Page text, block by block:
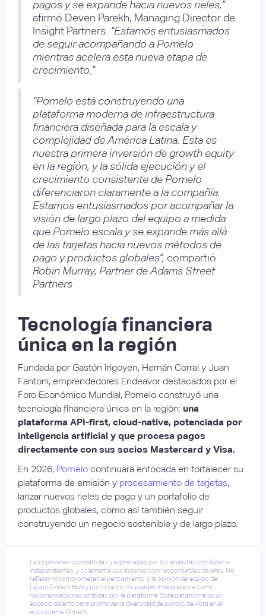
pagos y se expande hacia nuevos rieles,”
afirmó Deven Parekh, Managing Director de
Insight Partners . “Estamos entusiasmados
de seguir acompañando a Pomelo
mientras acelera esta nueva etapa de
crecimiento.”
“Pomelo está construyendo una
plataforma moderna de infraestructura
financiera diseñada para la escala y
complejidad de América Latina. Esta es
nuestra primera inversión de growth equity
en la región, y la sólida ejecución y el
crecimiento consistente de Pomelo
diferenciaron claramente a la compañía.
Estamos entusiasmados por acompañar la
visión de largo plazo del equipo a medida
que Pomelo escala y se expande más allá
de las tarjetas hacia nuevos métodos de
pago y productos globales”, compartió
Robin Murray, Partner de Adams Street
Partners
Tecnología financiera
única en la región
Fundada por Gastón Irigoyen, Hernán Corral y Juan
Fantoni, emprendedores Endeavor destacados por el
Foro Económico Mundial, Pomelo construyó una
tecnología financiera única en la región: una
plataforma API-first, cloud-native, potenciada por
inteligencia artificial y que procesa pagos
directamente con sus socios Mastercard y Visa.
En 2026, Pomelo continuará enfocada en fortalecer su
plataforma de emisión y procesamiento de tarjetas,
lanzar nuevos rieles de pago y un portafolio de
productos globales, como así también seguir
construyendo un negocio sostenible y de largo plazo.
Las opiniones compartidas y expresadas por los analistas son libres e
independientes, y solamente sus autores son responsables de ellas. No
reflejan ni comprometen el pensamiento o la opinión del equipo de
Latam Fintech Hub y, por lo tanto, no pueden interpretarse como
recomendaciones emitidas por la plataforma. Esta plataforma es un
espacio abierto para promover la diversidad de puntos de vista en el
ecosistema Fintech.